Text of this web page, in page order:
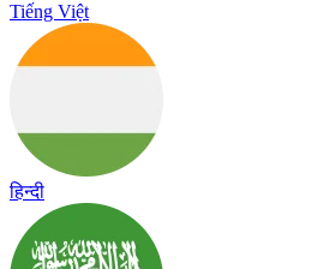
Tiếng Việt
हिन्दी